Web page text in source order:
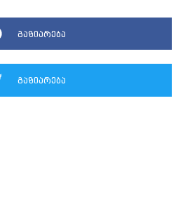
გაზიარება
გაზიარება